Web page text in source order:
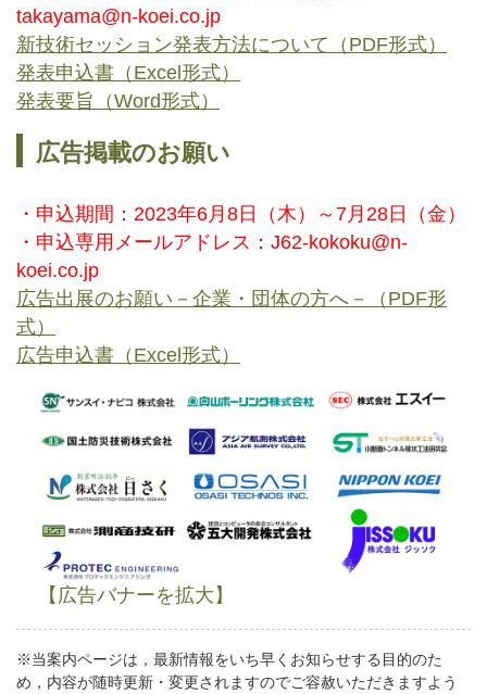
takayama@n-koei.co.jp
新技術セッション発表方法について（PDF形式）
発表申込書（Excel形式）
発表要旨（Word形式）
広告掲載のお願い
・申込期間：2023年6月8日（木）～7月28日（金）
・申込専用メールアドレス：J62-kokoku@n-
koei.co.jp
広告出展のお願い－企業・団体の方へ－（PDF形
式）
広告申込書（Excel形式）
【広告バナーを拡大】
※当案内ページは，最新情報をいち早くお知らせする目的のた
め，内容が随時更新・変更されますのでご容赦いただきますよう